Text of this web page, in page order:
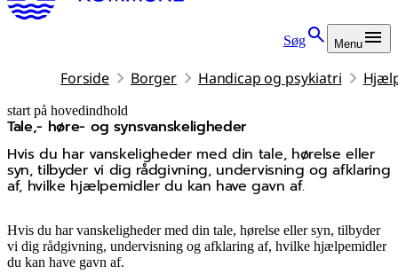
Søg Menu
Forside Borger Handicap og psykiatri
start på hovedindhold
Tale,- høre- og synsvanskeligheder
Hvis du har vanskeligheder med din tale, hørelse eller
syn, tilbyder vi dig rådgivning, undervisning og afklaring
af, hvilke hjælpemidler du kan have gavn af.
senest opdateret 4. juni 2026
Hvis du har vanskeligheder med din tale, hørelse eller syn, tilbyder
vi dig rådgivning, undervisning og afklaring af, hvilke hjælpemidler
du kan have gavn af.